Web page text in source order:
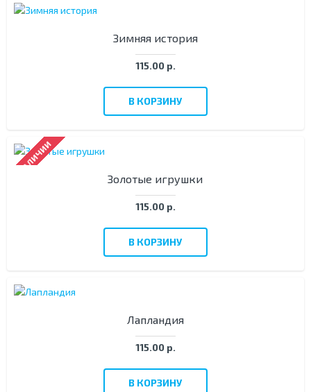
Зимняя история
115.00 р.
В КОРЗИНУ
В НАЛИЧИИ Золотые игрушки
115.00 р.
В КОРЗИНУ
Лапландия
115.00 р.
В КОРЗИНУ